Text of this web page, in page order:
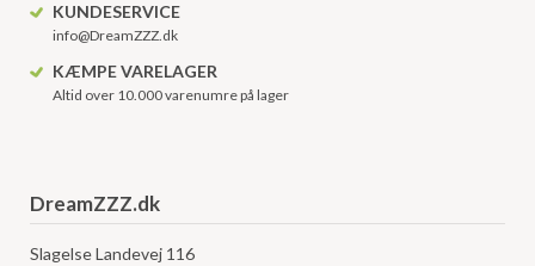
KUNDESERVICE
info@DreamZZZ.dk
KÆMPE VARELAGER
Altid over 10.000 varenumre på lager
DreamZZZ.dk
Slagelse Landevej 116